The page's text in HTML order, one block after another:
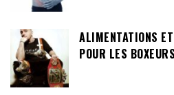
ALIMENTATIONS
POUR LES BOXEURS